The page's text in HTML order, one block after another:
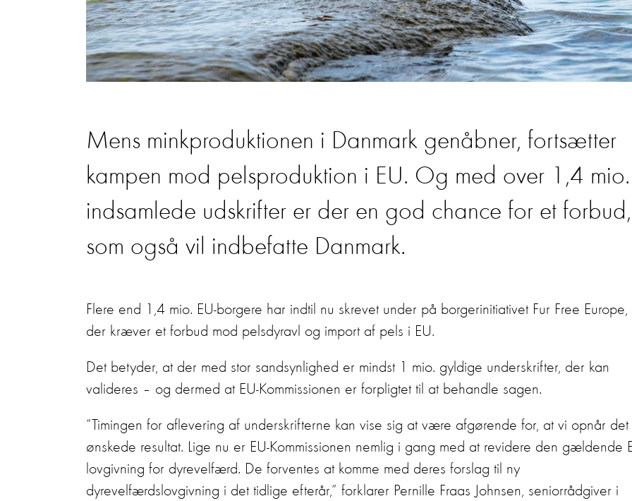
Mens minkproduktionen i Danmark genåbner, fortsætter
kampen mod pelsproduktion i EU. Og med over 1,4 mio.
indsamlede udskrifter er der en god chance for et forbud,
som også vil indbefatte Danmark.
Flere end 1,4 mio. EU-borgere har indtil nu skrevet under på borgerinitiativet Fur Free Europe,
der kræver et forbud mod pelsdyravl og import af pels i EU.
Det betyder, at der med stor sandsynlighed er mindst 1 mio. gyldige underskrifter, der kan
valideres – og dermed at EU-Kommissionen er forpligtet til at behandle sagen.
”Timingen for aflevering af underskrifterne kan vise sig at være afgørende for, at vi opnår det
ønskede resultat. Lige nu er EU-Kommissionen nemlig i gang med at revidere den gældende
lovgivning for dyrevelfærd. De forventes at komme med deres forslag til ny
dyrevelfærdslovgivning i det tidlige efterår,” forklarer Pernille Fraas Johnsen, seniorrådgiver i